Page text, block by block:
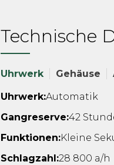
Technische
Uhrwerk Gehäuse
Uhrwerk:Automatik
Gangreserve:42
Funktionen:Kleine
Schlagzahl:28 800 a/h